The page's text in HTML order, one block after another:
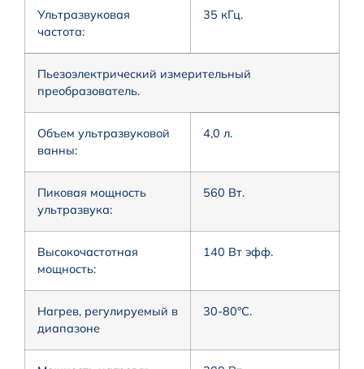
Ультразвуковая
частота:
35 кГц.
Пьезоэлектрический измерительный
преобразователь.
Объем ультразвуковой
ванны:
4,0 л.
Пиковая мощность
ультразвука:
560 Вт.
Высокочастотная
мощность:
140 Вт эфф.
Нагрев, регулируемый в
диапазоне
30-80°С.